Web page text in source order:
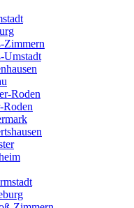
Zimmern
Umstadt
Roden
Roden